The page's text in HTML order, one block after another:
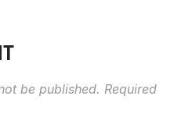
be published. Required